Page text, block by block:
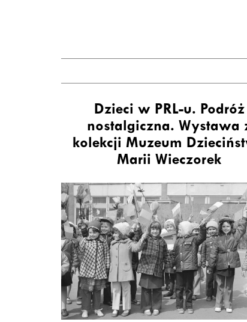
Dzieci w PRL-u. Podróż
nostalgiczna. Wystawa
kolekcji Muzeum
Marii Wieczorek